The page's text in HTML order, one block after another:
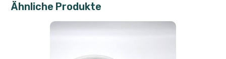
Ähnliche Produkte